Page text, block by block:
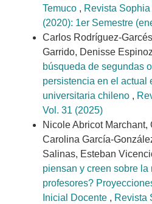
Temuco , Revista
(2020): 1er Semestre
Carlos Rodríguez-
Garrido, Denisse
búsqueda de segundas
persistencia en el actual
universitaria chileno ,
Vol. 31 (2025)
Nicole Abricot
Carolina García-
Salinas, Esteban
piensan y creen sobre
profesores?
Inicial Docente , Revista